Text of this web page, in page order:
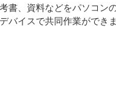
書、資料などをパソコン
バイスで共同作業ができま